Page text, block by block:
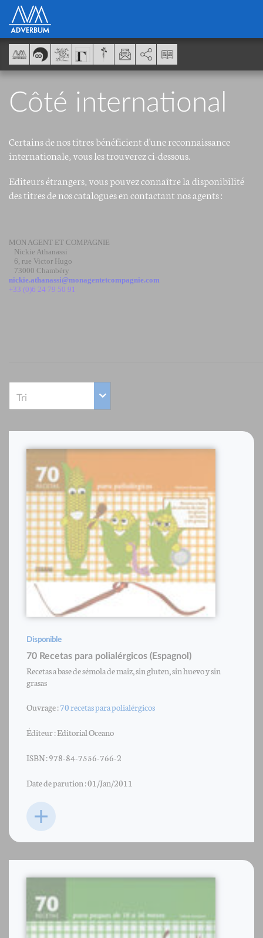
Côté international
Certains de nos titres bénéficient d'une reconnaissance
internationale, vous les trouverez ci-dessous.
Editeurs étrangers, vous pouvez connaître la disponibilité
des titres de nos catalogues en contactant nos agents :
MON AGENT ET COMPAGNIE
Nickie Athanassi
6, rue Victor Hugo
73000 Chambéry
nickie.athanassi@monagentetcompagnie.com
+33 (0)6 24 79 50 91
Disponible
70 Recetas para polialérgicos (Espagnol)
Recetas a base de sémola de maiz, sin gluten, sin huevo y sin
grasas
Ouvrage :70 recetas para polialérgicos
Éditeur : Editorial Oceano
ISBN : 978-84-7556-766-2
Date de parution : 01/Jan/2011
AddThis está deshabilitado.
Panel de gestión de cookies